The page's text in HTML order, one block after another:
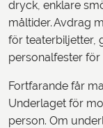
dryck, enklare
måltider. Avdrag
för teaterbiljetter,
personalfester för
Fortfarande får
Underlaget för
person. Om